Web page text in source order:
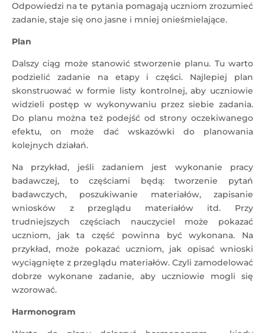
Odpowiedzi na te pytania pomagają uczniom zrozumieć
zadanie, staje się ono jasne i mniej onieśmielające.
Plan
Dalszy ciąg może stanowić stworzenie planu. Tu warto
podzielić zadanie na etapy i części. Najlepiej plan
skonstruować w formie listy kontrolnej, aby uczniowie
widzieli postęp w wykonywaniu przez siebie zadania.
Do planu można też podejść od strony oczekiwanego
efektu, on może dać wskazówki do planowania
kolejnych działań.
Na przykład, jeśli zadaniem jest wykonanie pracy
badawczej, to częściami będą: tworzenie pytań
badawczych, poszukiwanie materiałów, zapisanie
wniosków z przeglądu materiałów itd. Przy
trudniejszych częściach nauczyciel może pokazać
uczniom, jak ta część powinna być wykonana. Na
przykład, może pokazać uczniom, jak opisać wnioski
wyciągnięte z przeglądu materiałów. Czyli zamodelować
dobrze wykonane zadanie, aby uczniowie mogli się
wzorować.
Harmonogram